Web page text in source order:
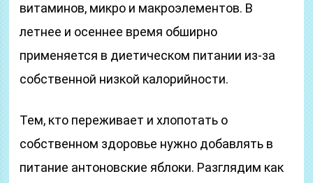
витаминов, микро и макроэлементов. В
летнее и осеннее время обширно
применяется в диетическом питании из-за
собственной низкой калорийности.
Тем, кто переживает и хлопотать о
собственном здоровье нужно добавлять в
питание антоновские яблоки. Разглядим как